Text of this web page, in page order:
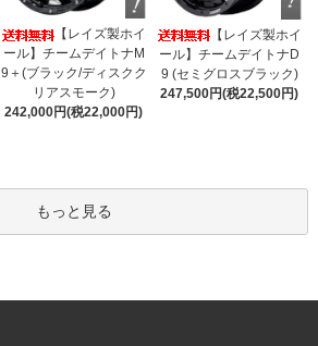
【レイズ製ホイ
ール】チームデイトナM
9＋(ブラック/ディスクク
リアスモーク)
242,000円(税22,000円)
【レイズ製ホイ
ール】チームデイトナD
9 (セミグロスブラック)
247,500円(税22,500円)
もっと見る